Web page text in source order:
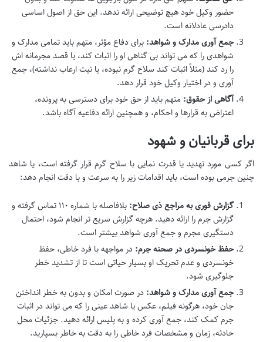
حضور وکیل خود هیچ توضیحی ارائه ندهد. این حق از اصول اساسی
دادرسی عادلانه است.
جمع آوری مدارک و شواهد: برای دفاع مؤثر، متهم باید تمامی مدارک و
شواهدی را که می تواند بی گناهی او را اثبات کند، یا قصد مجرمانه اش
را رد کند (مثلاً اثبات کند سلاح گرم نبوده، یا نیت ارعاب نداشته)، جمع
آوری و در اختیار وکیل خود قرار دهد.
آگاهی از حقوق: متهم باید از حق خود برای دسترسی به پرونده،
اعتراض به قرارها و احکام، و همچنین ارائه دفاعیه آگاه باشد.
برای قربانیان و شهود
اگر کسی مورد تهدید یا قدرت نمایی با سلاح گرم قرار گرفته است، یا شاهد
چنین جرمی بوده است، باید اقدامات زیر را به سرعت و با دقت انجام دهد:
گزارش فوری به مراجع ذی صلاح:
بلافاصله با شماره ۱۱۰ تماس گرفته و
گزارش جرم را ارائه دهید. هرچه گزارش سریع تر انجام شود، احتمال
دستگیری مجرم و جمع آوری شواهد بیشتر است.
حفظ خونسردی در صحنه جرم: در مواجهه با فرد خاطی، حفظ
خونسردی و عدم تحریک او بسیار حیاتی است تا از تشدید خطر
جلوگیری شود.
جمع آوری مدارک و شواهد: در صورت امکان و بدون به خطر انداختن
جان خود، هرگونه فیلم، عکس یا شاهد عینی را که می تواند در اثبات
جرم کمک کند، جمع آوری کرده و به پلیس ارائه دهید. جزئیات محل
حادثه، زمان و مشخصات فرد خاطی را به دقت به خاطر بسپارید.